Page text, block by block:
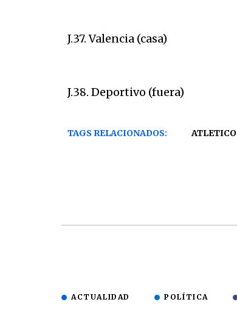
J.37. Valencia (casa)
J.38. Deportivo (fuera)
TAGS RELACIONADOS: ATLETICO
ACTUALIDAD POLÍTICA